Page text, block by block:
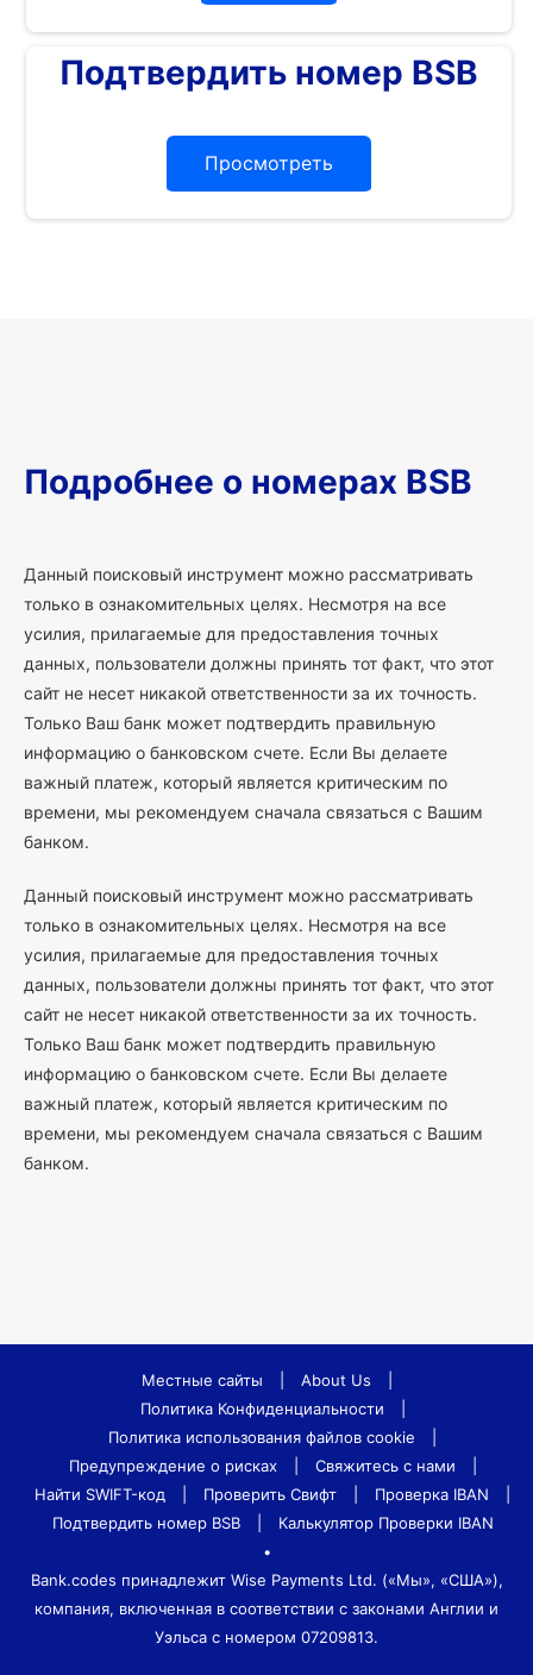
Подтвердить номер BSB
Просмотреть
Подробнее о номерах BSB
Данный поисковый инструмент можно рассматривать
только в ознакомительных целях. Несмотря на все
усилия, прилагаемые для предоставления точных
данных, пользователи должны принять тот факт, что этот
сайт не несет никакой ответственности за их точность.
Только Ваш банк может подтвердить правильную
информацию о банковском счете. Если Вы делаете
важный платеж, который является критическим по
времени, мы рекомендуем сначала связаться с Вашим
банком.
Данный поисковый инструмент можно рассматривать
только в ознакомительных целях. Несмотря на все
усилия, прилагаемые для предоставления точных
данных, пользователи должны принять тот факт, что этот
сайт не несет никакой ответственности за их точность.
Только Ваш банк может подтвердить правильную
информацию о банковском счете. Если Вы делаете
важный платеж, который является критическим по
времени, мы рекомендуем сначала связаться с Вашим
банком.
Местные сайты About Us
Политика Конфиденциальности
Политика использования файлов cookie
Предупреждение о рисках
Свяжитесь с нами
Найти SWIFT-код
Проверить Свифт Проверка IBAN
Подтвердить номер BSB
Калькулятор Проверки IBAN
•
Bank.codes принадлежит Wise Payments Ltd. («Мы», «США»),
компания, включенная в соответствии с законами Англии и
Уэльса с номером 07209813.